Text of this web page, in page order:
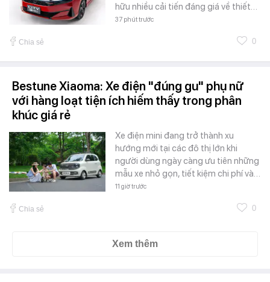
hữu nhiều cải tiến đáng giá về thiết…
37 phút trước
Chia sẻ 0
Bestune Xiaoma: Xe điện "đúng gu" phụ nữ
với hàng loạt tiện ích hiếm thấy trong phân
khúc giá rẻ
Xe điện mini đang trở thành xu
hướng mới tại các đô thị lớn khi
người dùng ngày càng ưu tiên những
mẫu xe nhỏ gọn, tiết kiệm chi phí và…
11 giờ trước
Chia sẻ 0
Xem thêm